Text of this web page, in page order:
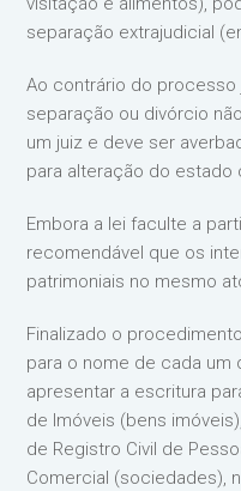
separação extrajudicial
Ao contrário do processo
separação ou divórcio
um juiz e deve ser
para alteração do estado
Embora a lei faculte a
recomendável que os
patrimoniais no mesmo
Finalizado o
para o nome de cada
apresentar a escritura
de Imóveis (bens
de Registro Civil de
Comercial (sociedades),